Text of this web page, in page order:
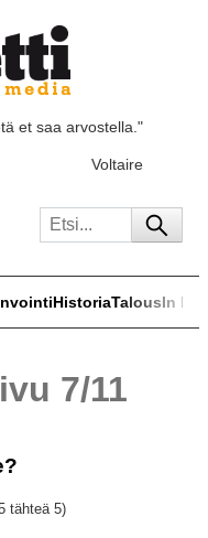
et saa arvostella."
Voltaire
HistoriaTalousIn
7/11
tähteä 5)